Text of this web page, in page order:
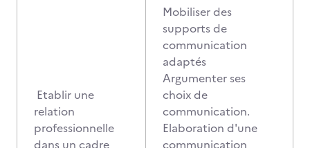
Etablir une
relation
professionnelle
dans un cadre
Mobiliser des
supports de
communication
adaptés
Argumenter ses
choix de
communication.
Elaboration d'une
communication